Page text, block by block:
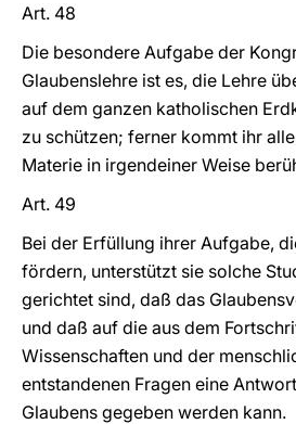
Art. 48
Die besondere Aufgabe der
Glaubenslehre ist es, die Lehre
auf dem ganzen katholischen
zu schützen; ferner kommt ihr
Materie in irgendeiner Weise
Art. 49
Bei der Erfüllung ihrer Aufgabe,
fördern, unterstützt sie solche
gerichtet sind, daß das
und daß auf die aus dem
Wissenschaften und der
entstandenen Fragen eine
Glaubens gegeben werden kann.